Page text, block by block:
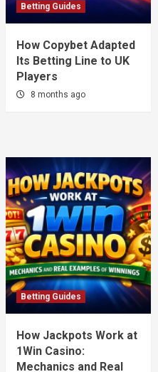
Betting Guides
How Copybet Adapted
Its Betting Line to UK
Players
8 months ago
Betting Guides
How Jackpots Work at
1Win Casino:
Mechanics and Real